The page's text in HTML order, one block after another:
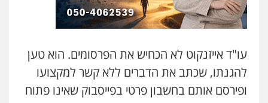
עו"ד אייזנקוט לא הכחיש את הפרסומים. הוא טען
להגנתו, שכתב את הדברים ללא קשר למקצועו
ופירסם אותם בחשבון פרטי בפייסבוק שאינו פתוח